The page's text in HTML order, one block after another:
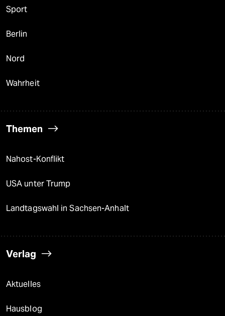
Sport
Berlin
Nord
Wahrheit
Themen
Nahost-Konflikt
USA unter Trump
Landtagswahl in Sachsen-Anhalt
Verlag
Aktuelles
Hausblog